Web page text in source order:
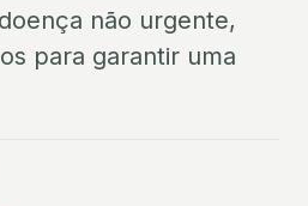
não urgente,
para garantir uma